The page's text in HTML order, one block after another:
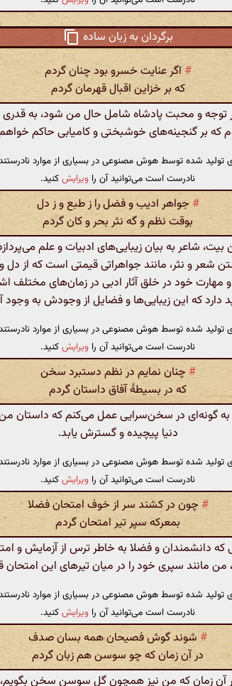
برگردان به زبان ساده
#اگر عنایت خسرو بود چنان گردم
که بر خزاین اقبال قهرمان گردم
و محبت پادشاه شامل حال من شود، به قدری
که بر گنجینه‌های خوشبختی و کامیابی حاکم
تولید شده توسط هوش مصنوعی در بسیاری از موارد
نادرست است می‌توانید آن را ویرایشکنید.
#جواهر ادیب و فضل را ز طبع و ز دل
بوقت نظم و گه نثر بحر و کان گردم
شاعر به بیان زیبایی‌های ادبیات و علم
شعر و نثر، مانند جواهراتی قیمتی است که از
و مهارت خود در خلق آثار ادبی در زمان‌های مختلف
دارد که این زیبایی‌ها و فضایل از وجودش به وجود
تولید شده توسط هوش مصنوعی در بسیاری از موارد
نادرست است می‌توانید آن را ویرایشکنید.
# چنان نمایم در نظم دستبرد سخن
که در بسیطهٔ آفاق داستان گردم
در سخن‌سرایی عمل می‌کنم که داستان من
دنیا پیچیده و گسترش یابد.
تولید شده توسط هوش مصنوعی در بسیاری از موارد
نادرست است می‌توانید آن را ویرایشکنید.
# چون در کشند سر از خوف امتحان فضلا
بمعرکه سپر تیر امتحان گردم
دانشمندان و فضلا به خاطر ترس از آزمایش و
من مانند سپری خود را در میان تیرهای این
تولید شده توسط هوش مصنوعی در بسیاری از موارد
نادرست است می‌توانید آن را ویرایشکنید.
# شوند گوش فصیحان همه بسان صدف
در آن زمان که چو سوسن هم زبان گردم
زمان که من نیز همچون گل سوسن سخن